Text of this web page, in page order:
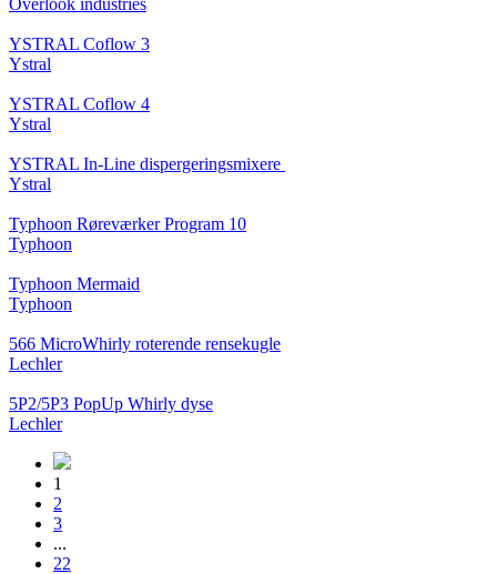
Overlook industries
YSTRAL Coflow 3
Ystral
YSTRAL Coflow 4
Ystral
YSTRAL In-Line dispergeringsmixere ‍‍
Ystral
Typhoon Røreværker Program 10
Typhoon
Typhoon Mermaid
Typhoon
566 MicroWhirly roterende rensekugle
Lechler
5P2/5P3 PopUp Whirly dyse
Lechler
1
2
3
...
22